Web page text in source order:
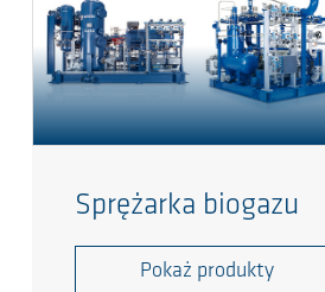
Sprężarka biogazu
Pokaż produkty